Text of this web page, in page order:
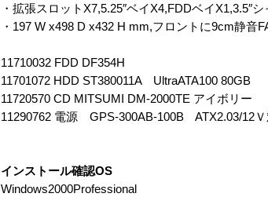
・拡張スロットX7,5.25″ベイX4,FDDベイX1,3.5″
・197 W x498 D x432 H mm,フロントに9cm静音
11710032 FDD DF354H
11701072 HDD ST380011A UltraATA100 80GB
11720570 CD MITSUMI DM-2000TE アイボリー
11290762 電源 GPS-300AB-100B ATX2.03/12Ｖ
インストール確認OS
Windows2000Professional